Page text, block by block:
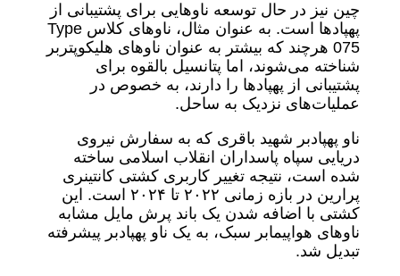
چین نیز در حال توسعه ناوهایی برای پشتیبانی از
پهپادها است. به عنوان مثال، ناوهای کلاس Type
075 هرچند که بیشتر به عنوان ناوهای هلیکوپتربر
شناخته می‌شوند، اما پتانسیل بالقوه برای
پشتیبانی از پهپادها را دارند، به خصوص در
عملیات‌های نزدیک به ساحل.
ناو پهپادبر شهید باقری که به سفارش نیروی
دریایی سپاه پاسداران انقلاب اسلامی ساخته
شده است، نتیجه تغییر کاربری کشتی کانتینری
پرارین در بازه زمانی ۲۰۲۲ تا ۲۰۲۴ است. این
کشتی با اضافه شدن یک باند پرش مایل مشابه
ناوهای هواپیمابر سبک، به یک ناو پهپادبر پیشرفته
تبدیل شد.